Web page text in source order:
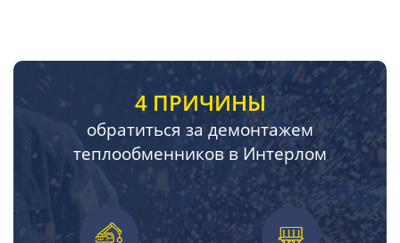
4 ПРИЧИНЫ
обратиться за демонтажем
теплообменников в Интерлом